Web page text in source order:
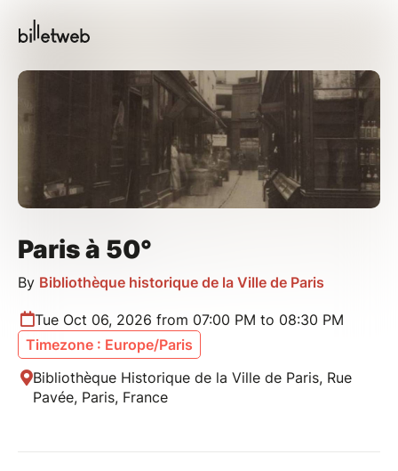
Paris à 50°
By Bibliothèque historique de la Ville de Paris
Tue Oct 06, 2026 from 07:00 PM to 08:30 PM
Timezone : Europe/Paris
Bibliothèque Historique de la Ville de Paris, Rue
Pavée, Paris, France